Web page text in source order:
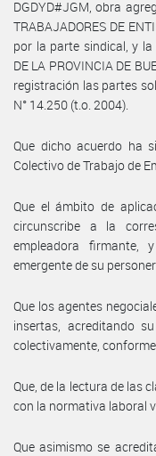
DGDYD#JGM, obra
TRABAJADORES DE
por la parte sindical, y la
DE LA PROVINCIA DE
registración las partes
N° 14.250 (t.o. 2004).
Que dicho acuerdo ha
Colectivo de Trabajo de
Que el ámbito de
circunscribe a la
empleadora firmante,
emergente de su
Que los agentes
insertas, acreditando
colectivamente,
Que, de la lectura de las
con la normativa laboral
Que asimismo se